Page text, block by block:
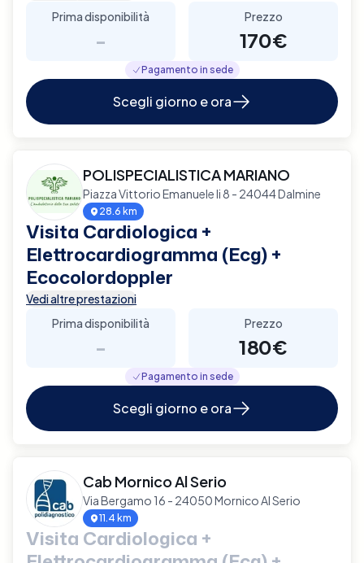
Prima disponibilità
-
Prezzo
170€
Pagamento in sede
Scegli giorno e ora
POLISPECIALISTICA MARIANO
Piazza Vittorio Emanuele Ii 8 - 24044 Dalmine
28.6 km
Visita Cardiologica +
Elettrocardiogramma (Ecg) +
Ecocolordoppler
Vedi altre prestazioni
Prima disponibilità
-
Prezzo
180€
Pagamento in sede
Scegli giorno e ora
Cab Mornico Al Serio
Via Bergamo 16 - 24050 Mornico Al Serio
11.4 km
Visita Cardiologica +